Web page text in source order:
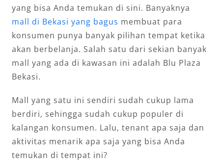
yang bisa Anda temukan di sini. Banyaknya
mall di Bekasi yang bagus membuat para
konsumen punya banyak pilihan tempat ketika
akan berbelanja. Salah satu dari sekian banyak
mall yang ada di kawasan ini adalah Blu Plaza
Bekasi.
Mall yang satu ini sendiri sudah cukup lama
berdiri, sehingga sudah cukup populer di
kalangan konsumen. Lalu, tenant apa saja dan
aktivitas menarik apa saja yang bisa Anda
temukan di tempat ini?